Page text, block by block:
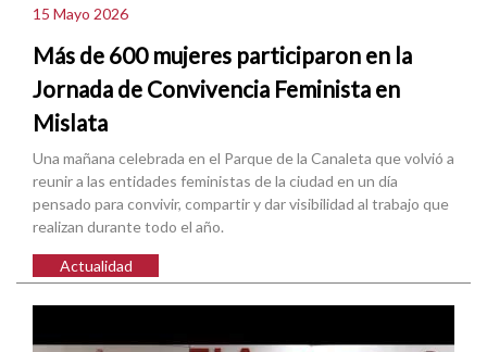
15 Mayo 2026
Más de 600 mujeres participaron en la
Jornada de Convivencia Feminista en
Mislata
Una mañana celebrada en el Parque de la Canaleta que volvió a
reunir a las entidades feministas de la ciudad en un día
pensado para convivir, compartir y dar visibilidad al trabajo que
realizan durante todo el año.
Actualidad